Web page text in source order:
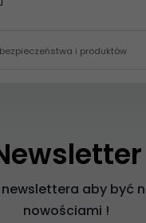
i produktów
aby być
nowościami !